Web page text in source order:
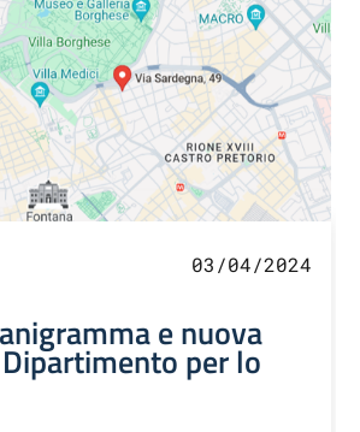
03/04/2024
e nuova
per lo